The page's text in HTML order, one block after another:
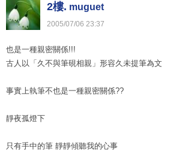
2樓. muguet
2005/07/06 23:37
也是一種親密關係!!!
古人以「久不與筆硯相親」形容久未提筆為文
事實上執筆不也是一種親密關係??
靜夜孤燈下
只有手中的筆 靜靜傾聽我的心事